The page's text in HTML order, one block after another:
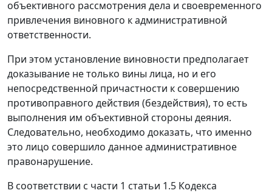
объективного рассмотрения дела и своевременного
привлечения виновного к административной
ответственности.
При этом установление виновности предполагает
доказывание не только вины лица, но и его
непосредственной причастности к совершению
противоправного действия (бездействия), то есть
выполнения им объективной стороны деяния.
Следовательно, необходимо доказать, что именно
это лицо совершило данное административное
правонарушение.
В соответствии с части 1 статьи 1.5 Кодекса